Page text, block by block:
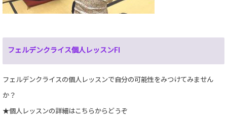
フェルデンクライス個人レッスンFI
フェルデンクライスの個人レッスンで自分の可能性をみつけてみません
か？
★個人レッスンの詳細はこちらからどうぞ